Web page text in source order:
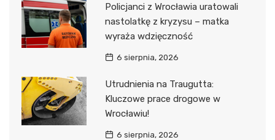
Policjanci z Wrocławia uratowali
nastolatkę z kryzysu – matka
wyraża wdzięczność
6 sierpnia, 2026
Utrudnienia na Traugutta:
Kluczowe prace drogowe w
Wrocławiu!
6 sierpnia, 2026